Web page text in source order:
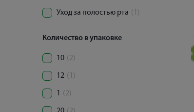
Уход за полостью рта (1)
Количество в упаковке
10 (2)
12 (1)
1 (2)